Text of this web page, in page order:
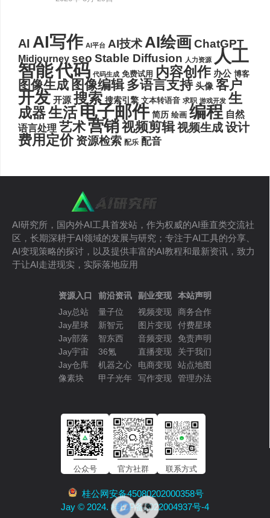
AI AI写作 AI平台 AI技术AI绘画ChatGPT
Midjourney seo Stable Diffusion 人力资源 人工
智能代码 代码生成 免费试用 内容创作 办公 博客
图像生成 图像编辑 多语言支持 头像 客户
开发 开源 搜索 搜索引擎 文本转语音 求职 游戏开发 生
成器生活电子邮件 简历 绘画 编程 自然
语言处理 艺术营销视频剪辑视频生成设计
费用定价 资源检索 配乐 配音
AI研究所，国内外AI工具首发站，作为权威的AI垂直类交流社
区，长期深耕于AI领域的发展与研究；专注于AI工具的分享、
AI变现策略的探讨，以及提供丰富的AI教程和最新资讯，致力
于让AI走进现实，实际落地应用
资源入口
Jay总站
Jay星球
Jay部落
Jay宇宙
Jay仓库
像素块
前沿资讯
量子位
新智元
智东西
36氪
机器之心
甲子光年
副业变现
视频变现
图片变现
音频变现
直播变现
电商变现
写作变现
本站声明
商务合作
付费星球
免责声明
关于我们
站点地图
管理办法
公众号 官方社群 联系方式
桂公网安备45080202000358号
Jay © 2024. 桂ICP备2022004937号-4